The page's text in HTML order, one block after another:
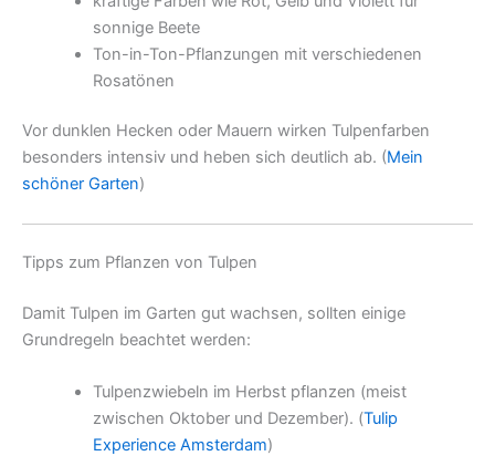
sonnige Beete
Ton-in-Ton-Pflanzungen mit verschiedenen
Rosatönen
Vor dunklen Hecken oder Mauern wirken Tulpenfarben
besonders intensiv und heben sich deutlich ab. (Mein
schöner Garten)
Tipps zum Pflanzen von Tulpen
Damit Tulpen im Garten gut wachsen, sollten einige
Grundregeln beachtet werden:
Tulpenzwiebeln im Herbst pflanzen (meist
zwischen Oktober und Dezember). (Tulip
Experience Amsterdam)